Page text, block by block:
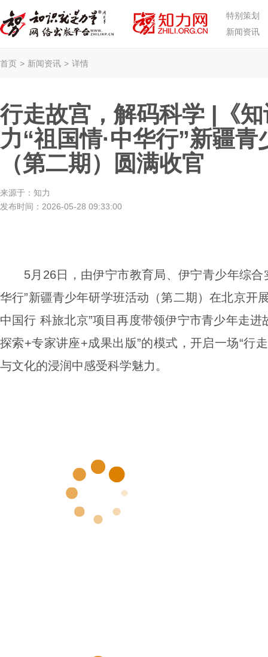
特别策划
新闻资讯
首页 > 新闻资讯 > 详情
行走故宫，解码科学 |《
力“祖国情·中华行”新疆
（第二期）圆满收官
来源于： 知力
发布时间： 2026-05-28 09:33:00
5月26日，由伊宁市教育局、伊宁青少年综合
华行”新疆青少年研学班活动（第二期）在北京开
中国行 科旅北京”项目再度带领伊宁市青少年走
探索+专家讲座+成果出版”的模式，开启一场“行
与文化的浸润中感受科学魅力。